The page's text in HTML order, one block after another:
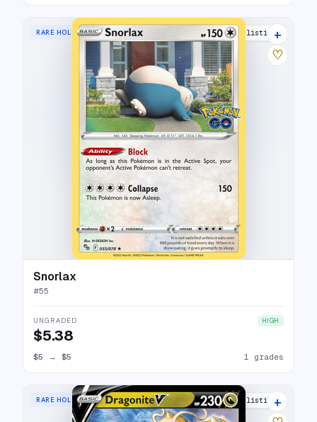
RARE HOLO 5 listings
+
♡
Snorlax
#55
UNGRADED HIGH
$5.38
$5 → $5 1 grades
RARE HOLO V 20 listings
+